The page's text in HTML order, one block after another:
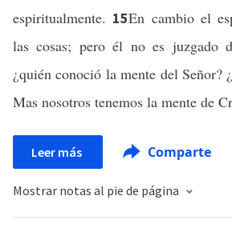
espiritualmente. 15En cambio el
las cosas; pero él no es juzgado
¿quién conoció la mente del Señor?
Mas nosotros tenemos la mente de
Leer más Comparte
Mostrar notas al pie de página